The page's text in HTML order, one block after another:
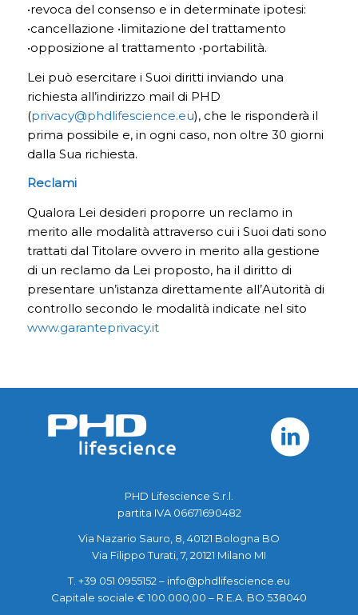
•revoca del consenso e in determinate ipotesi:
•cancellazione •limitazione del trattamento
•opposizione al trattamento •portabilità.
Lei può esercitare i Suoi diritti inviando una
richiesta all’indirizzo mail di PHD
(privacy@phdlifescience.eu), che le risponderà il
prima possibile e, in ogni caso, non oltre 30 giorni
dalla Sua richiesta.
Reclami
Qualora Lei desideri proporre un reclamo in
merito alle modalità attraverso cui i Suoi dati sono
trattati dal Titolare ovvero in merito alla gestione
di un reclamo da Lei proposto, ha il diritto di
presentare un’istanza direttamente all’Autorità di
controllo secondo le modalità indicate nel sito
www.garanteprivacy.it
PHD Lifescience S.r.l.
partita IVA 06671690482
Via Nazario Sauro, 8, 40121 Bologna BO
Via Filippo Turati, 7, 20121 Milano MI
T. +39 051 0955152 – info@phdlifescience.eu
Capitale sociale € 100.000,00 – R.E.A. BO 538040